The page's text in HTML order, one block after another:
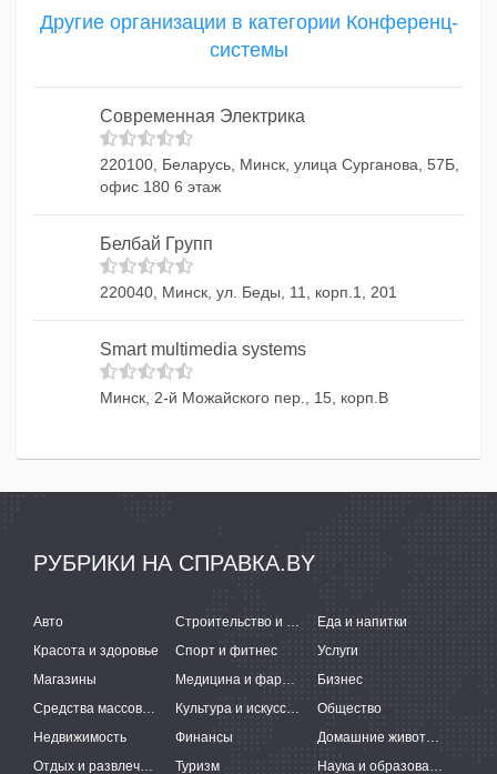
Другие организации в категории Конференц-
системы
Современная Электрика
220100, Беларусь, Минск, улица Сурганова, 57Б,
офис 180 6 этаж
Белбай Групп
220040, Минск, ул. Беды, 11, корп.1, 201
Smart multimedia systems
Минск, 2-й Можайского пер., 15, корп.В
РУБРИКИ НА СПРАВКА.BY
Авто Строительство и ремонт
Еда и напитки
Красота и здоровье
Спорт и фитнес
Услуги
Магазины
Медицина и фармацевтика
Бизнес
Средства массовой информации
Культура и искусство
Общество
Недвижимость
Финансы
Домашние животные
Отдых и развлечения
Туризм Наука и образование